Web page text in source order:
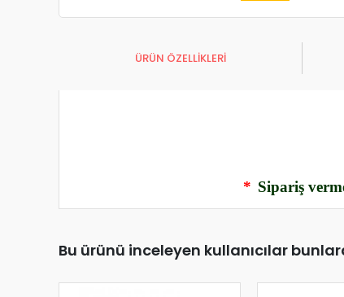
ÜRÜN ÖZELLİKLERİ
* Sipariş
Bu ürünü inceleyen kullanıcılar